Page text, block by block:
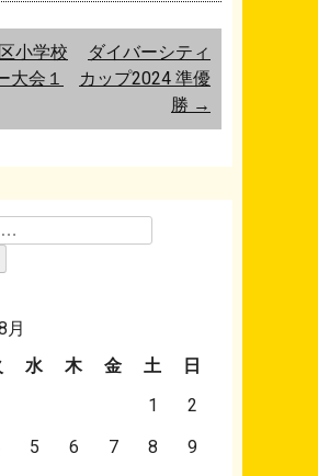
小学校
大会１
ダイバーシティ
カップ2024 準優
勝 →
月
水 木 金 土
日
1
2
5 6 7 8
9